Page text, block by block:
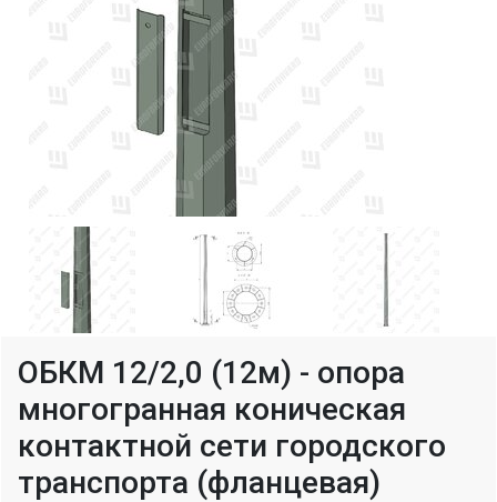
ОБКМ 12/2,0 (12м) - опора
многогранная коническая
контактной сети городского
транспорта (фланцевая)